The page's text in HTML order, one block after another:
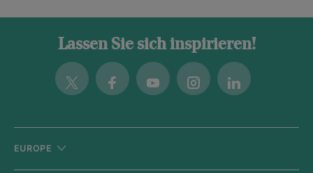
Lassen Sie sich inspirieren!
Twitter FacebookYoutubeInstagramLinkedin
EUROPE